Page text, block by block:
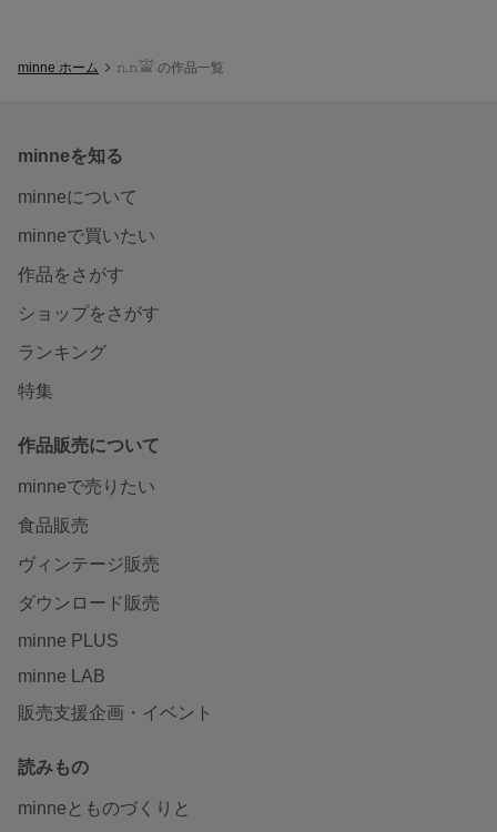
minne ホーム 𝚗.𝚗𓀬 の作品一覧
minneを知る
minneについて
minneで買いたい
作品をさがす
ショップをさがす
ランキング
特集
作品販売について
minneで売りたい
食品販売
ヴィンテージ販売
ダウンロード販売
minne PLUS
minne LAB
販売支援企画・イベント
読みもの
minneとものづくりと